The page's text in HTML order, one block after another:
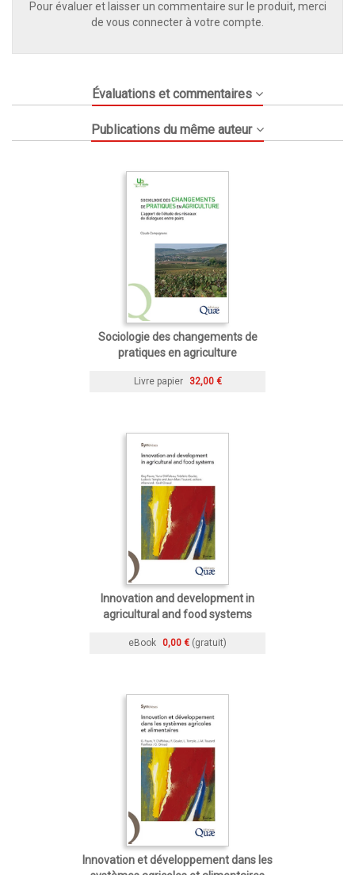
Pour évaluer et laisser un commentaire sur le produit, merci
de vous connecter à votre compte.
Évaluations et commentaires
Publications du même auteur
Sociologie des changements de
pratiques en agriculture
Livre papier 32,00 €
Innovation and development in
agricultural and food systems
eBook 0,00 € (gratuit)
Innovation et développement dans les